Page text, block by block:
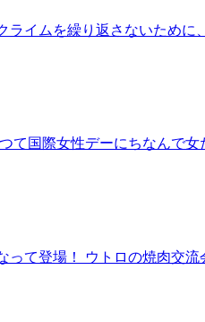
イムを繰り返さないため
国際女性デーにちなんで
て登場！ ウトロの焼肉交